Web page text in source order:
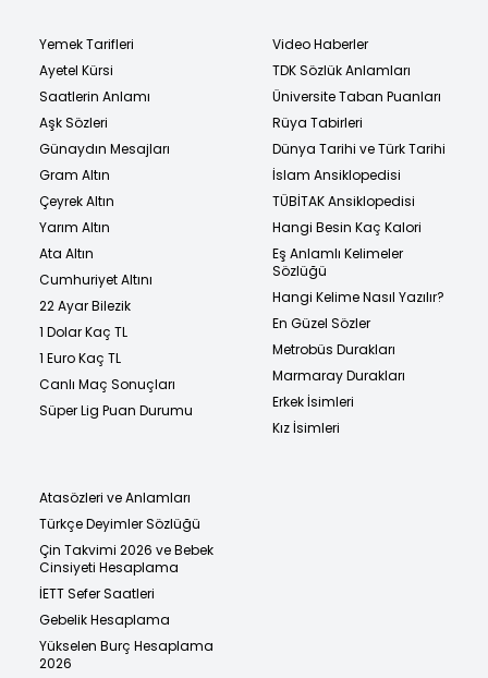
Yemek Tarifleri
Ayetel Kürsi
Saatlerin Anlamı
Aşk Sözleri
Günaydın Mesajları
Gram Altın
Çeyrek Altın
Yarım Altın
Ata Altın
Cumhuriyet Altını
22 Ayar Bilezik
1 Dolar Kaç TL
1 Euro Kaç TL
Canlı Maç Sonuçları
Süper Lig Puan Durumu
Video Haberler
TDK Sözlük Anlamları
Üniversite Taban Puanları
Rüya Tabirleri
Dünya Tarihi ve Türk Tarihi
İslam Ansiklopedisi
TÜBİTAK Ansiklopedisi
Hangi Besin Kaç Kalori
Eş Anlamlı Kelimeler
Sözlüğü
Hangi Kelime Nasıl Yazılır?
En Güzel Sözler
Metrobüs Durakları
Marmaray Durakları
Erkek İsimleri
Kız İsimleri
Atasözleri ve Anlamları
Türkçe Deyimler Sözlüğü
Çin Takvimi 2026 ve Bebek
Cinsiyeti Hesaplama
İETT Sefer Saatleri
Gebelik Hesaplama
Yükselen Burç Hesaplama
2026